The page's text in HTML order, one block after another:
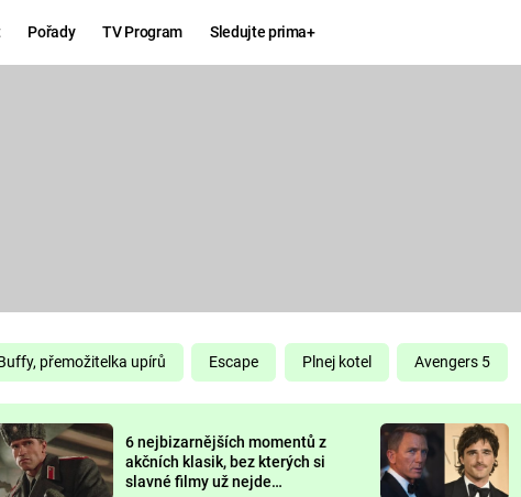
Pořady TV Program Sledujte prima+
DELIVERANCE
KOMEDIE
CHUCK
NORRIS
DEADPOOL
přemožitelka upírů Escape Plnej kotel Avengers 5
6 nejbizarnějších momentů z
akčních klasik, bez kterých si
slavné filmy už nejde